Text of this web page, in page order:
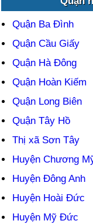
Quận Ba Đình
Quận Cầu Giấy
Quận Hà Đông
Quận Hoàn Kiếm
Quận Long Biên
Quận Tây Hồ
Thị xã Sơn Tây
Huyện Chương
Huyện Đông Anh
Huyện Hoài Đức
Huyện Mỹ Đức